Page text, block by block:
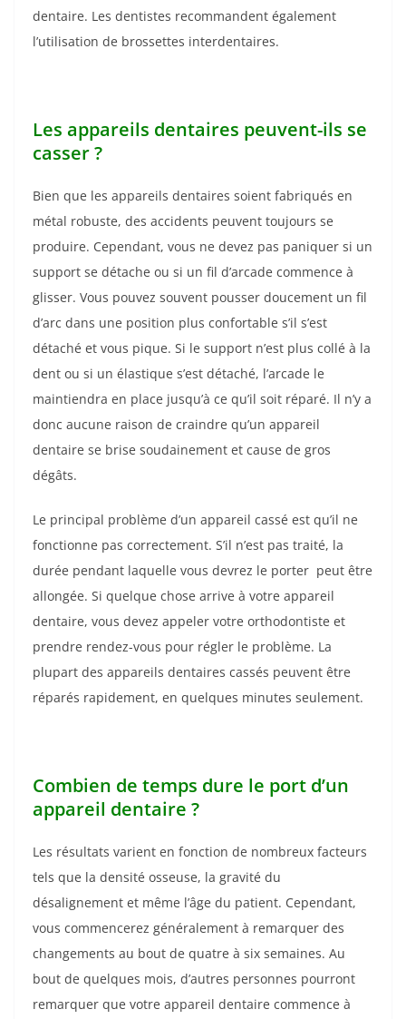
dentaire. Les dentistes recommandent également
l’utilisation de brossettes interdentaires.
Les appareils dentaires peuvent-ils se
casser ?
Bien que les appareils dentaires soient fabriqués en
métal robuste, des accidents peuvent toujours se
produire. Cependant, vous ne devez pas paniquer si un
support se détache ou si un fil d’arcade commence à
glisser. Vous pouvez souvent pousser doucement un fil
d’arc dans une position plus confortable s’il s’est
détaché et vous pique. Si le support n’est plus collé à la
dent ou si un élastique s’est détaché, l’arcade le
maintiendra en place jusqu’à ce qu’il soit réparé. Il n’y a
donc aucune raison de craindre qu’un appareil
dentaire se brise soudainement et cause de gros
dégâts.
Le principal problème d’un appareil cassé est qu’il ne
fonctionne pas correctement. S’il n’est pas traité, la
durée pendant laquelle vous devrez le porter peut être
allongée. Si quelque chose arrive à votre appareil
dentaire, vous devez appeler votre orthodontiste et
prendre rendez-vous pour régler le problème. La
plupart des appareils dentaires cassés peuvent être
réparés rapidement, en quelques minutes seulement.
Combien de temps dure le port d’un
appareil dentaire ?
Les résultats varient en fonction de nombreux facteurs
tels que la densité osseuse, la gravité du
désalignement et même l’âge du patient. Cependant,
vous commencerez généralement à remarquer des
changements au bout de quatre à six semaines. Au
bout de quelques mois, d’autres personnes pourront
remarquer que votre appareil dentaire commence à